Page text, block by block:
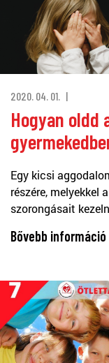
2020. 04. 01.
Hogyan oldd
Egy kicsi
részére, melyekkel
szorongásait
Bővebb információ